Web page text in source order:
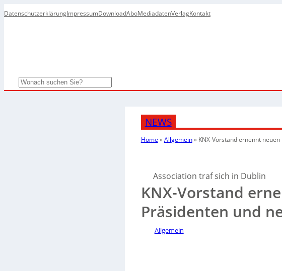
DatenschutzerklärungImpressumDownloadAboMediadatenVerlagKontakt
Search
NEWS
Home »Allgemein» KNX-Vorstand ernennt
Association traf sich in Dublin
KNX-Vorstand
Präsidenten und
Allgemein